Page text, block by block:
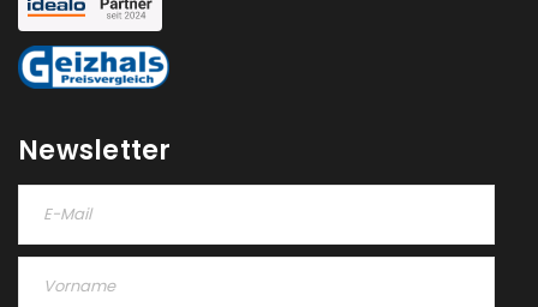
Passwort*
ANMELDEN
PASSWORT VERGESSEN?
Newsletter